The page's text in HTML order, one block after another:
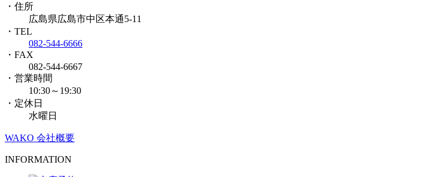
・住所
広島県広島市中区本通5-11
・TEL
082-544-6666
・FAX
082-544-6667
・営業時間
10:30～19:30
・定休日
水曜日
WAKO 会社概要
INFORMATION